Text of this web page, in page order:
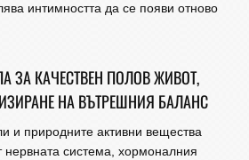
интимността да се появи отново
ЗА КАЧЕСТВЕН ПОЛОВ ЖИВОТ,
НА ВЪТРЕШНИЯ БАЛАНС
и природните активни вещества
нервната система, хормоналния